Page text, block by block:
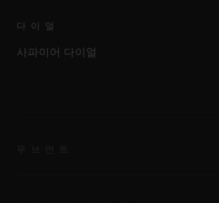
다이얼
사파이어 다이얼